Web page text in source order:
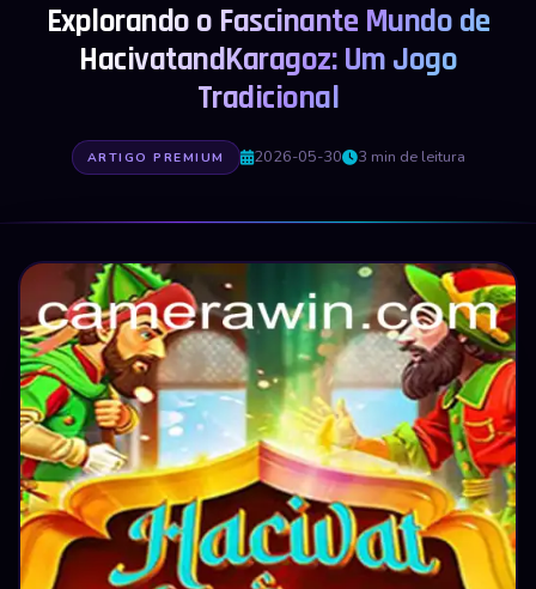
Explorando o Fascinante Mundo de
HacivatandKaragoz: Um Jogo
Tradicional
ARTIGO PREMIUM 2026-05-30 3 min de leitura